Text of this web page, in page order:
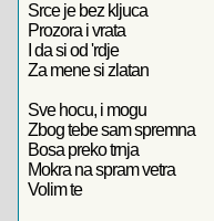
Srce je bez kljuca
Prozora i vrata
I da si od 'rdje
Za mene si zlatan
Sve hocu, i mogu
Zbog tebe sam spremna
Bosa preko trnja
Mokra na spram vetra
Volim te